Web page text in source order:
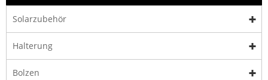
Solarzubehör
Halterung
Bolzen